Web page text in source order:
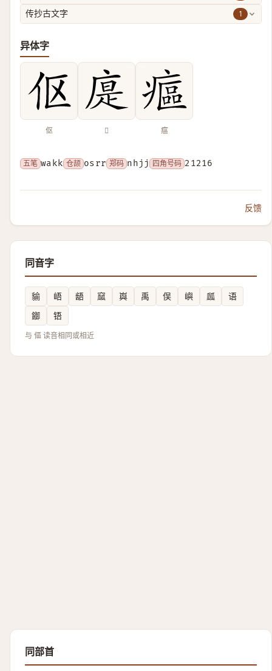
传抄古文字 1
异体字
伛 𢉴 𤹪
五笔 wakk 仓颉 osrr 郑码 nhjj 四角号码 21216
反馈
同音字
貐 峿 龉 窳 㠘 禹 俣 嶼 㼌
语
䥏
铻
与 傴 读音相同或相近
同部首